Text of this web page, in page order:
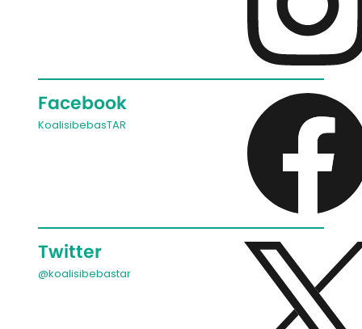
Facebook
KoalisibebasTAR
Twitter
@koalisibebastar